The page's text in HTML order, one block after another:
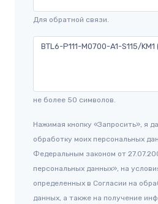
Для обратной связи.
не более 50 символов.
Нажимая кнопку «Запросить», я
обработку моих персональных
Федеральным законом от
персональных данных», на
определенных в Согласии на
данных, а также на получение